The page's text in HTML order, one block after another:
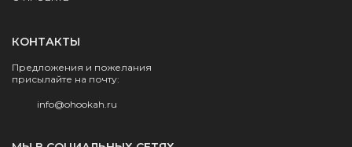
КОНТАКТЫ
Предложения и пожелания
присылайте на почту:
info@ohookah.ru